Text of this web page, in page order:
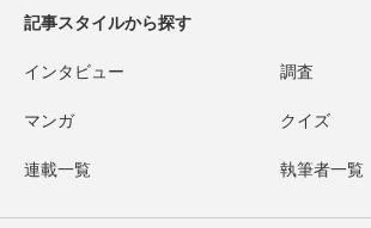
記事スタイルから探す
インタビュー 調査
マンガ クイズ
連載一覧 執筆者一覧